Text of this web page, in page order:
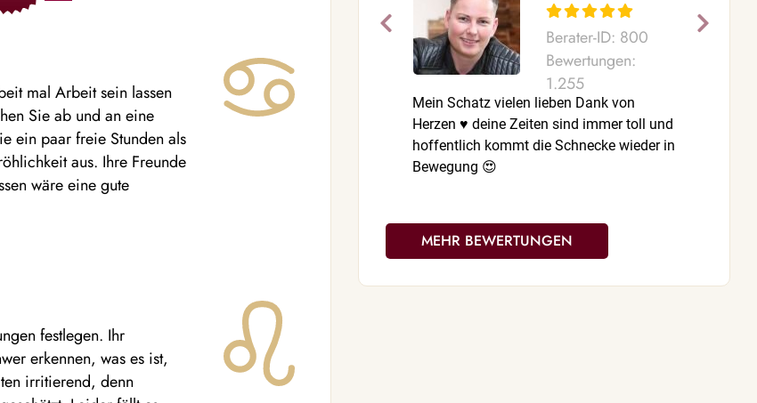
mal Arbeit sein lassen
Sie ab und an eine
ein paar freie Stunden als
aus. Ihre Freunde
wäre eine gute
festlegen. Ihr
erkennen, was es ist,
irritierend, denn
Berater-ID: 800
Bewertungen:
1.255
Mein Schatz vielen lieben Dank von
Herzen ♥️ deine Zeiten sind immer toll und
hoffentlich kommt die Schnecke wieder in
Bewegung 😍
MEHR BEWERTUNGEN